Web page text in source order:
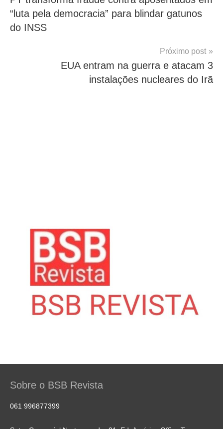
de
Post
“luta pela democracia” para blindar gatunos
do INSS
Próximo post
EUA entram na guerra e atacam 3
instalações nucleares do Irã
Sobre o BSB Revista
061 996877399